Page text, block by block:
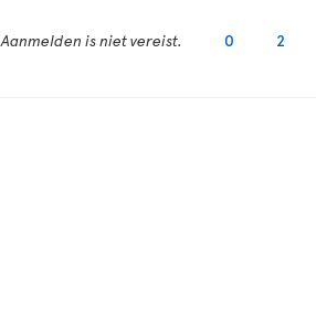
Aanmelden is niet vereist. 0 2